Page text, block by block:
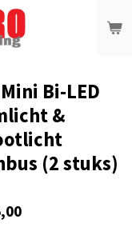
Bi-LED
&
(2 stuks)